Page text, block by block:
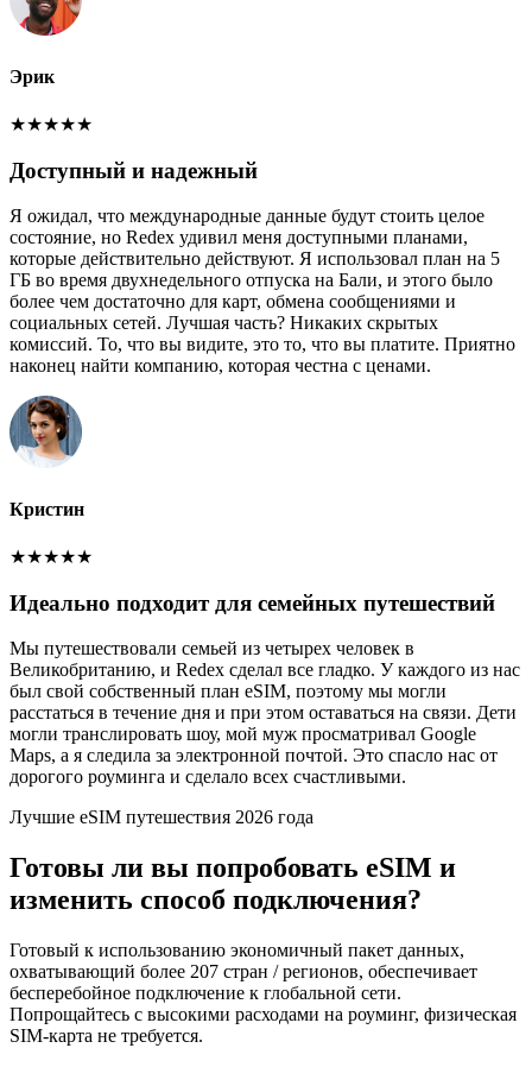
Эрик
★★★★★
Доступный и надежный
Я ожидал, что международные данные будут стоить целое
состояние, но Redex удивил меня доступными планами,
которые действительно действуют. Я использовал план на 5
ГБ во время двухнедельного отпуска на Бали, и этого было
более чем достаточно для карт, обмена сообщениями и
социальных сетей. Лучшая часть? Никаких скрытых
комиссий. То, что вы видите, это то, что вы платите. Приятно
наконец найти компанию, которая честна с ценами.
Кристин
★★★★★
Идеально подходит для семейных путешествий
Мы путешествовали семьей из четырех человек в
Великобританию, и Redex сделал все гладко. У каждого из нас
был свой собственный план eSIM, поэтому мы могли
расстаться в течение дня и при этом оставаться на связи. Дети
могли транслировать шоу, мой муж просматривал Google
Maps, а я следила за электронной почтой. Это спасло нас от
дорогого роуминга и сделало всех счастливыми.
Лучшие eSIM путешествия 2026 года
Готовы ли вы попробовать eSIM и
изменить способ подключения?
Готовый к использованию экономичный пакет данных,
охватывающий более 207 стран / регионов, обеспечивает
бесперебойное подключение к глобальной сети.
Попрощайтесь с высокими расходами на роуминг, физическая
SIM-карта не требуется.